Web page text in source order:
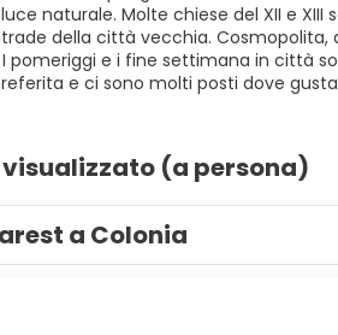
naturale. Molte chiese del XII e
della città vecchia.
pomeriggi e i fine settimana in città
e ci sono molti posti dove
(a persona)
a Colonia